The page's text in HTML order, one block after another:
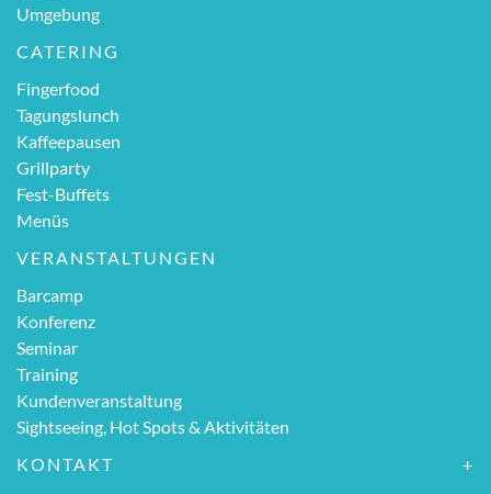
Umgebung
CATERING
Fingerfood
Tagungslunch
Kaffeepausen
Grillparty
Fest-Buffets
Menüs
VERANSTALTUNGEN
Barcamp
Konferenz
Seminar
Training
Kundenveranstaltung
Sightseeing, Hot Spots & Aktivitäten
KONTAKT